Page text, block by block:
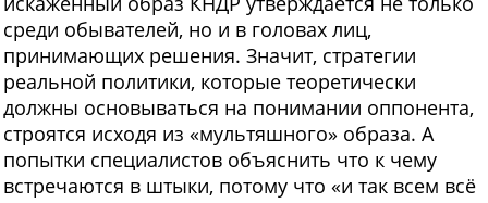
среди обывателей, но и в головах лиц,
принимающих решения. Значит, стратегии
реальной политики, которые теоретически
должны основываться на понимании оппонента,
строятся исходя из «мультяшного» образа. А
попытки специалистов объяснить что к чему
встречаются в штыки, потому что «и так всем всё